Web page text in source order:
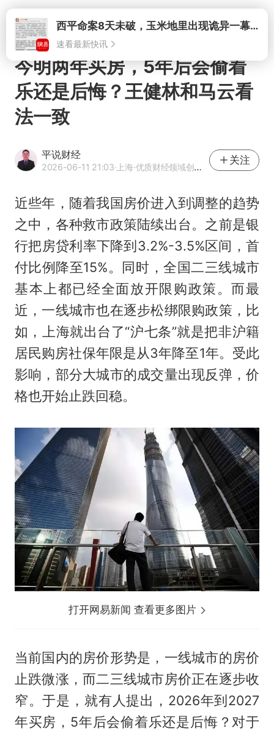
打开西平命案8天未破，玉米地里出现诡异一幕，我突然想起了欧金中
速看最新快讯
今明两年买房，5年后会偷着
乐还是后悔？王健林和马云看
法一致
平说财经
2026-06-11 21:03·上海·优质财经领域创作者
关注
近些年，随着我国房价进入到调整的趋势
之中，各种救市政策陆续出台。之前是银
行把房贷利率下降到3.2%-3.5%区间，首
付比例降至15%。同时，全国二三线城市
基本上都已经全面放开限购政策。而最
近，一线城市也在逐步松绑限购政策，比
如，上海就出台了“沪七条”就是把非沪籍
居民购房社保年限是从3年降至1年。受此
影响，部分大城市的成交量出现反弹，价
格也开始止跌回稳。
打开网易新闻 查看更多图片
当前国内的房价形势是，一线城市的房价
止跌微涨，而二三线城市房价正在逐步收
窄。于是，就有人提出，2026年到2027
年买房，5年后会偷着乐还是后悔？对于